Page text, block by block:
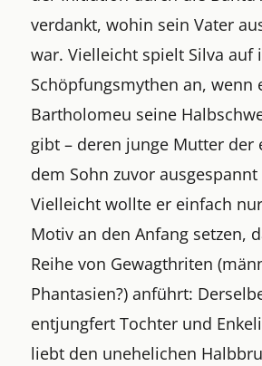
verdankt, wohin sein Vater
war. Vielleicht spielt Silva auf
Schöpfungsmythen an, wenn
Bartholomeu seine
gibt – deren junge Mutter der
dem Sohn zuvor
Vielleicht wollte er einfach
Motiv an den Anfang setzen,
Reihe von Gewagthriten
Phantasien?) anführt:
entjungfert Tochter und
liebt den unehelichen